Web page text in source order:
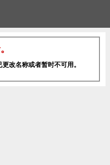
改名称或者暂时不可用。